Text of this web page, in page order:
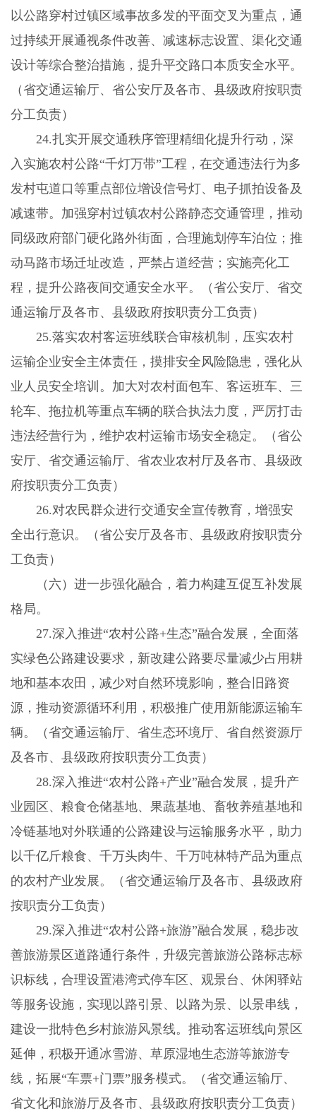
以公路穿村过镇区域事故多发的平面交叉为重点，通
过持续开展通视条件改善、减速标志设置、渠化交通
设计等综合整治措施，提升平交路口本质安全水平。
（省交通运输厅、省公安厅及各市、县级政府按职责
分工负责）
24.扎实开展交通秩序管理精细化提升行动，深
入实施农村公路“千灯万带”工程，在交通违法行为多
发村屯道口等重点部位增设信号灯、电子抓拍设备及
减速带。加强穿村过镇农村公路静态交通管理，推动
同级政府部门硬化路外街面，合理施划停车泊位；推
动马路市场迁址改造，严禁占道经营；实施亮化工
程，提升公路夜间交通安全水平。（省公安厅、省交
通运输厅及各市、县级政府按职责分工负责）
25.落实农村客运班线联合审核机制，压实农村
运输企业安全主体责任，摸排安全风险隐患，强化从
业人员安全培训。加大对农村面包车、客运班车、三
轮车、拖拉机等重点车辆的联合执法力度，严厉打击
违法经营行为，维护农村运输市场安全稳定。（省公
安厅、省交通运输厅、省农业农村厅及各市、县级政
府按职责分工负责）
26.对农民群众进行交通安全宣传教育，增强安
全出行意识。（省公安厅及各市、县级政府按职责分
工负责）
（六）进一步强化融合，着力构建互促互补发展
格局。
27.深入推进“农村公路+生态”融合发展，全面落
实绿色公路建设要求，新改建公路要尽量减少占用耕
地和基本农田，减少对自然环境影响，整合旧路资
源，推动资源循环利用，积极推广使用新能源运输车
辆。（省交通运输厅、省生态环境厅、省自然资源厅
及各市、县级政府按职责分工负责）
28.深入推进“农村公路+产业”融合发展，提升产
业园区、粮食仓储基地、果蔬基地、畜牧养殖基地和
冷链基地对外联通的公路建设与运输服务水平，助力
以千亿斤粮食、千万头肉牛、千万吨林特产品为重点
的农村产业发展。（省交通运输厅及各市、县级政府
按职责分工负责）
29.深入推进“农村公路+旅游”融合发展，稳步改
善旅游景区道路通行条件，升级完善旅游公路标志标
识标线，合理设置港湾式停车区、观景台、休闲驿站
等服务设施，实现以路引景、以路为景、以景串线，
建设一批特色乡村旅游风景线。推动客运班线向景区
延伸，积极开通冰雪游、草原湿地生态游等旅游专
线，拓展“车票+门票”服务模式。（省交通运输厅、
省文化和旅游厅及各市、县级政府按职责分工负责）